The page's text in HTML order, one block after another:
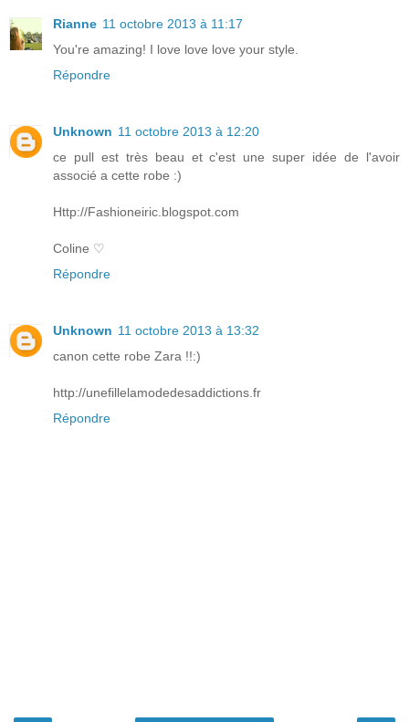
Rianne 11 octobre 2013 à 11:17
You're amazing! I love love love your style.
Répondre
Unknown 11 octobre 2013 à 12:20
ce pull est très beau et c'est une super idée de l'avoir
associé a cette robe :)
Http://Fashioneiric.blogspot.com
Coline ♡
Répondre
Unknown 11 octobre 2013 à 13:32
canon cette robe Zara !!:)
http://unefillelamodedesaddictions.fr
Répondre